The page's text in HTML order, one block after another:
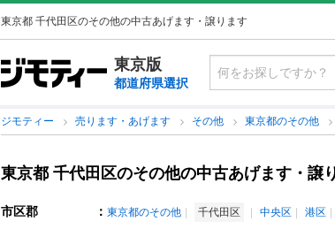
東京都 千代田区のその他の中古あげます・譲ります
東京版
都道府県選択
ジモティー 売ります・あげます その他 東京都のその他
東京都 千代田区のその他の中古あげます・譲
市区郡 ： 東京都のその他 千代田区 中央区 港区